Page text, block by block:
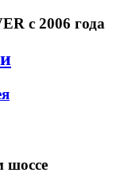
с 2006 года
шоссе